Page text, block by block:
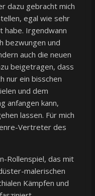
dazu gebracht mich
egal wie sehr
habe. Irgendwann
bezwungen und
auch die neuen
beigetragen, dass
nur ein bisschen
und dem
anfangen kann,
lassen. Für mich
Vertreter des
Rollenspiel, das mit
malerischen
Kämpfen und